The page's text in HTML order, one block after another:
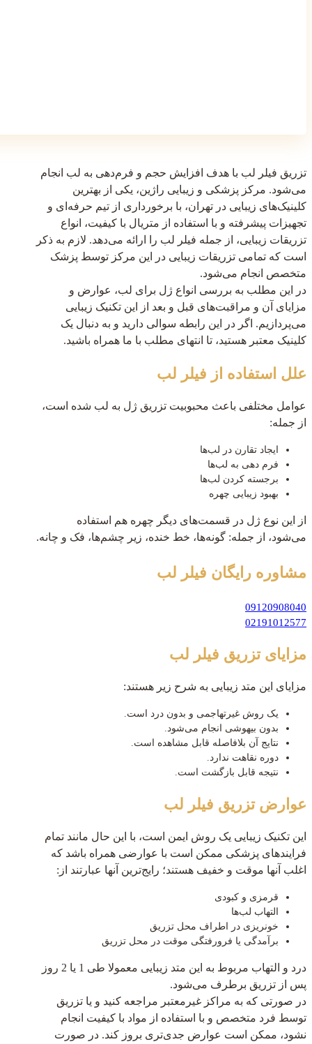
تزریق فیلر لب با هدف افزایش حجم و فرم‌دهی به لب انجام
می‌شود. مرکز پزشکی و زیبایی راژین، یکی از بهترین
کلینیک‌های زیبایی در تهران، با برخورداری از تیم حرفه‌ای و
تجهیزات پیشرفته و با استفاده از متریال با کیفیت، انواع
تزریقات زیبایی، از جمله فیلر لب را ارائه می‌دهد. لازم به ذکر
است که تمامی تزریقات زیبایی در این مرکز توسط پزشک
متخصص انجام می‌شود.
در این مطلب به بررسی انواع ژل برای لب، عوارض و
مزایای آن و مراقبت‌های قبل و بعد از این تکنیک زیبایی
می‌پردازیم. اگر در این رابطه سوالی دارید و به دنبال یک
کلینیک معتبر هستید، تا انتهای مطلب با ما همراه باشید.
علل استفاده از فیلر لب
عوامل مختلفی باعث محبوبیت تزریق ژل به لب شده است،
از جمله:
ایجاد تقارن در لب‌ها
فرم دهی به لب‌ها
برجسته کردن لب‌ها
بهبود زیبایی چهره
از این نوع ژل در قسمت‌های دیگر چهره هم استفاده
می‌شود، از جمله: گونه‌ها، خط خنده، زیر چشم‌ها، فک و چانه.
مشاوره رایگان فیلر لب
09120908040
02191012577
مزایای تزریق فیلر لب
مزایای این متد زیبایی به شرح زیر هستند:
یک روش غیرتهاجمی و بدون درد است.
بدون بیهوشی انجام می‌شود.
نتایج آن بلافاصله قابل مشاهده است.
دوره نقاهت ندارد.
نتیجه قابل بازگشت است.
عوارض تزریق فیلر لب
این تکنیک زیبایی یک روش ایمن است، با این حال مانند تمام
فرایندهای پزشکی ممکن است با عوارضی همراه باشد که
اغلب آنها موقت و خفیف هستند؛ رایج‌ترین آنها عبارتند از:
قرمزی و کبودی
التهاب لب‌ها
خونریزی در اطراف محل تزریق
برآمدگی یا فرورفتگی موقت در محل تزریق
درد و التهاب مربوط به این متد زیبایی معمولا طی 1 یا 2 روز
پس از تزریق برطرف می‌شود.
در صورتی که به مراکز غیر‌معتبر مراجعه کنید و یا تزریق
توسط فرد متخصص و با استفاده از مواد با کیفیت انجام
نشود، ممکن است عوارض جدی‌تری بروز کند. در صورت